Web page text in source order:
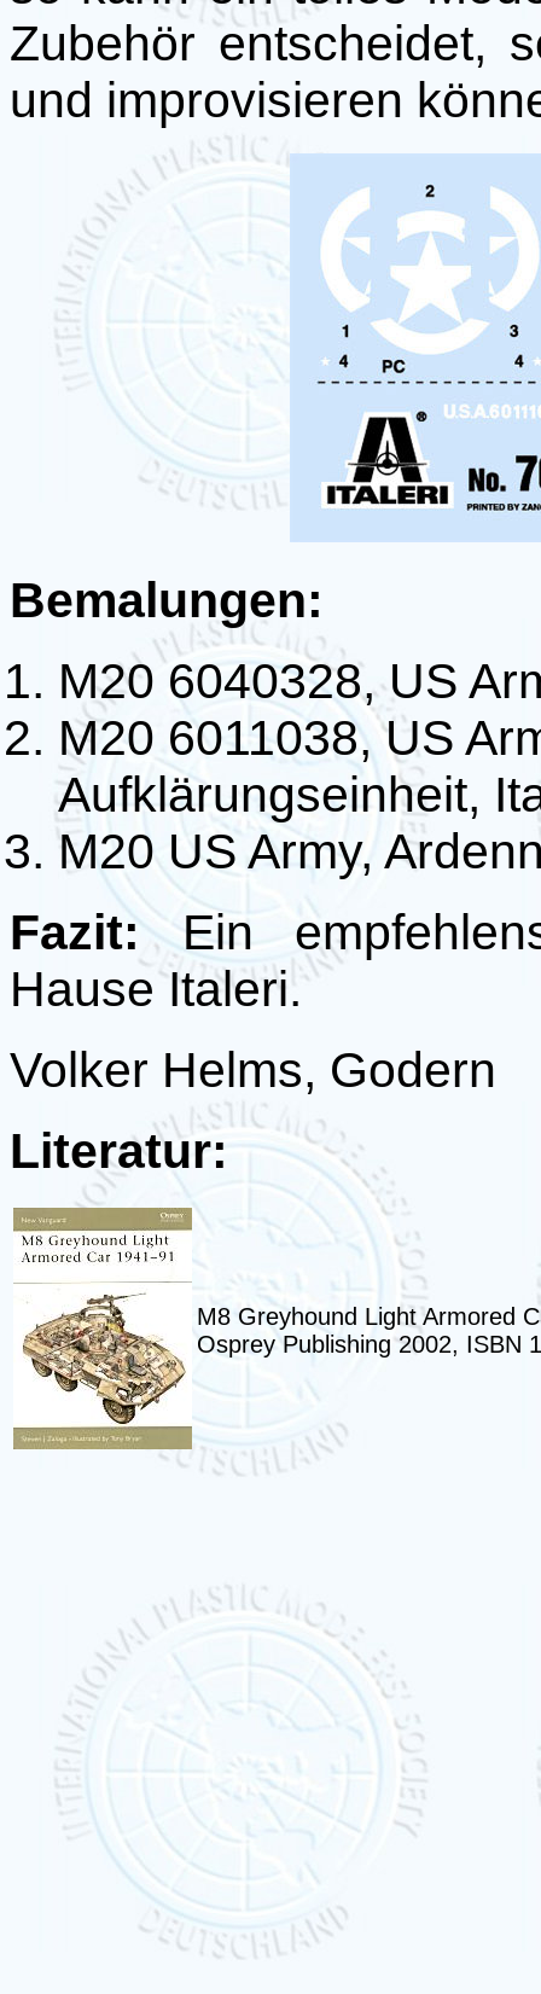
Zubehör entscheidet,
und improvisieren
Bemalungen:
M20 6040328, US
M20 6011038, US
Aufklärungseinheit,
M20 US Army,
Fazit:Ein
Hause Italeri.
Volker Helms, Godern
Literatur:
M8 Greyhound Light Armored
Osprey Publishing 2002, ISBN